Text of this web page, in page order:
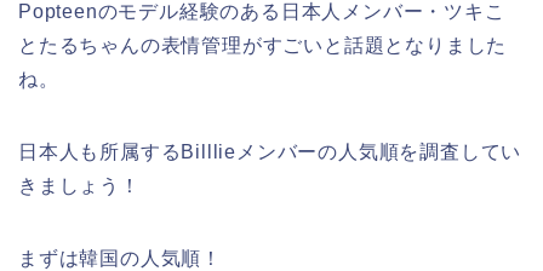
Popteenのモデル経験のある日本人メンバー・ツキこ
とたるちゃんの表情管理がすごいと話題となりました
ね。
日本人も所属するBilllieメンバーの人気順を調査してい
きましょう！
まずは韓国の人気順！